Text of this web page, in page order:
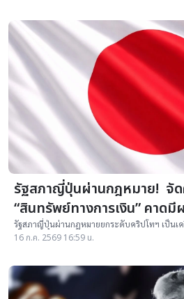
รัฐสภาญี่ปุ่นผ่านกฎหมาย! จัด
“สินทรัพย์ทางการเงิน” คาดมี
2027
รัฐสภาญี่ปุ่นผ่านกฎหมายยกระดับคริปโทฯ เป็นเ
ภายในปี 2027 ปูทางลดภาษีจากสูงสุด 55% เหลือ
16 ก.ค. 2569 16:59 น.